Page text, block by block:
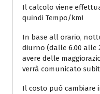
Il calcolo viene
quindi Tempo/km!
In base all orario,
diurno (dalle 6.00 alle
avere delle
verrà comunicato
Il costo può cambiare